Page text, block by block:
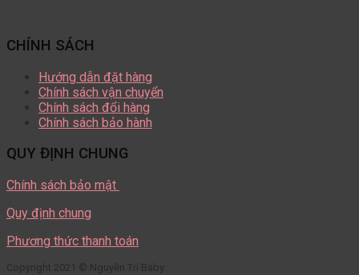
CHÍNH SÁCH
Hướng dẫn đặt hàng
Chính sách vận chuyển
Chính sách đổi hàng
Chính sách bảo hành
QUY ĐỊNH CHUNG
Chính sách bảo mật
Quy định chung
Phương thức thanh toán
Copyright 2021 © Nguyên Trí Baby.